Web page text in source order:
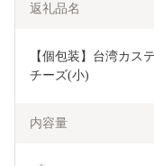
返礼品名
【個包装】台湾カス
チーズ(小)
内容量